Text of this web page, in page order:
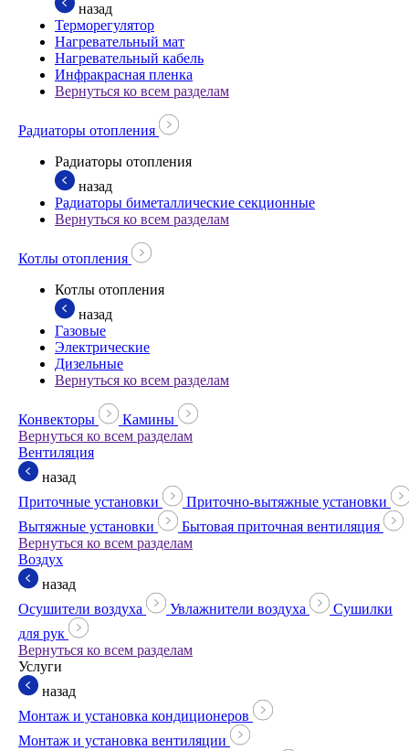
назад
Терморегулятор
Нагревательный мат
Нагревательный кабель
Инфракрасная пленка
Вернуться ко всем разделам
Радиаторы отопления
Радиаторы отопления
назад
Радиаторы биметаллические секционные
Вернуться ко всем разделам
Котлы отопления
Котлы отопления
назад
Газовые
Электрические
Дизельные
Вернуться ко всем разделам
Конвекторы
Камины
Вернуться ко всем разделам
Вентиляция
назад
Приточные установки
Приточно-вытяжные установки
Вытяжные установки
Бытовая приточная вентиляция
Вернуться ко всем разделам
Воздух
назад
Осушители воздуха
Увлажнители воздуха
Сушилки
для рук
Вернуться ко всем разделам
Услуги
назад
Монтаж и установка кондиционеров
Монтаж и установка вентиляции